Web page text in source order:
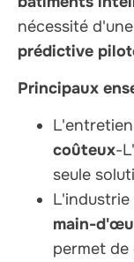
nécessité d'une
prédictive
Principaux
coûteux-
seule
main-
permet de